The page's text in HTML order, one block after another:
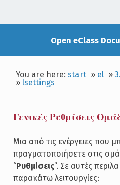
Open eClass
You are here:start » el »
» lsettings
Γενικές Ρυθμίσεις
Μια από τις ενέργειες που
πραγματοποιήσετε στις
“Ρυθμίσεις”. Σε αυτές
παρακάτω λειτουργίες: